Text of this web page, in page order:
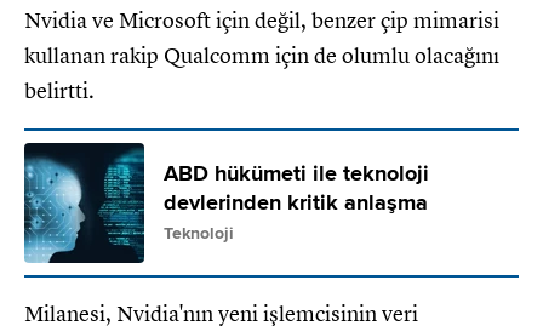
Nvidia ve Microsoft için değil, benzer çip mimarisi
kullanan rakip Qualcomm için de olumlu olacağını
belirtti.
ABD hükümeti ile teknoloji
devlerinden kritik anlaşma
Teknoloji
Milanesi, Nvidia'nın yeni işlemcisinin veri